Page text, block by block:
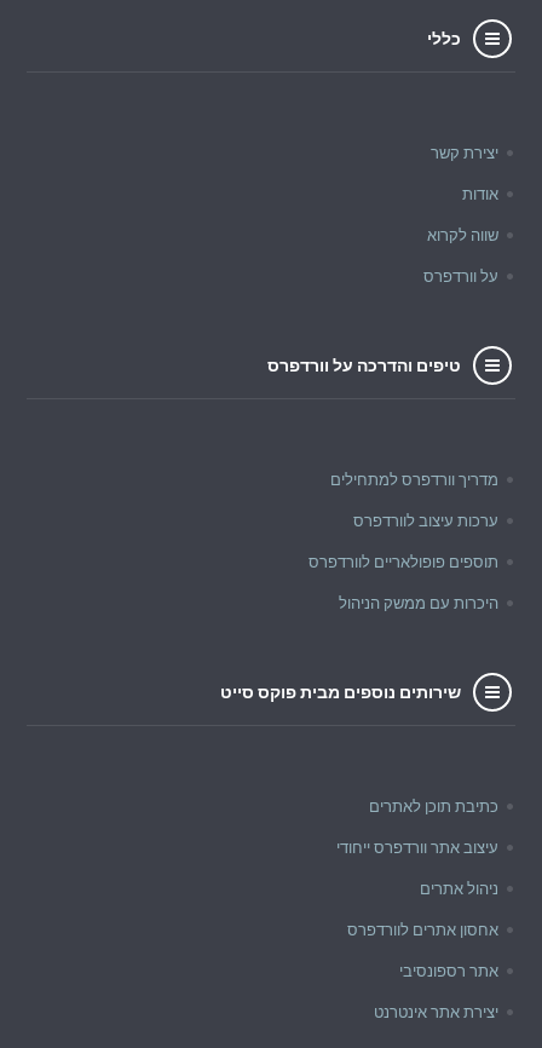
כללי
יצירת קשר
אודות
שווה לקרוא
על וורדפרס
טיפים והדרכה על וורדפרס
מדריך וורדפרס למתחילים
ערכות עיצוב לוורדפרס
תוספים פופולאריים לוורדפרס
היכרות עם ממשק הניהול
שירותים נוספים מבית פוקס סייט
כתיבת תוכן לאתרים
עיצוב אתר וורדפרס ייחודי
ניהול אתרים
אחסון אתרים לוורדפרס
אתר רספונסיבי
יצירת אתר אינטרנט